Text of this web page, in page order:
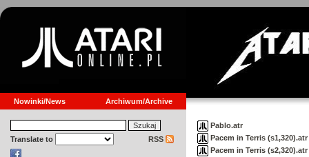
Nowinki/News Archiwum/Archive
Translate to RSS
Pablo.atr
Pacem in Terris (s1,320).atr
Pacem in Terris (s2,320).atr